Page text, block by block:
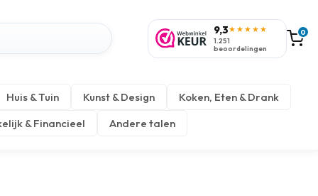
9,3★★★★★
1.251
beoordelingen
0
Huis & Tuin Kunst & Design
Koken, Eten & Drank
& Financieel
Andere talen